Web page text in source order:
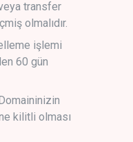
transfer
olmalıdır.
işlemi
60 gün
kilitli olması